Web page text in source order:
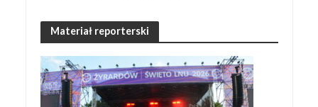
Materiał reporterski